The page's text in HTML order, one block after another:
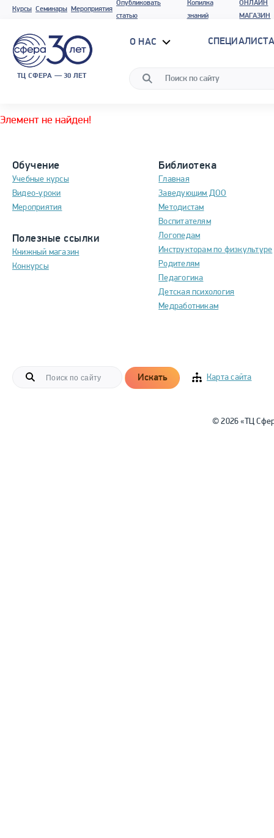
Курсы Семинары Мероприятия
Опубликовать
статью
Копилка
знаний
ОНЛАЙН
МАГАЗИН
ТЦ СФЕРА — 30 ЛЕТ
О НАС
Элемент не найден!
Обучение
Учебные курсы
Видео-уроки
Мероприятия
Полезные ссылки
Книжный магазин
Конкурсы
Библиотека
Главная
Заведующим ДОО
Методистам
Воспитателям
Логопедам
Инструкторам по физкультуре
Родителям
Педагогика
Детская психология
Медработникам
Искать Карта сайта
© 2026 «ТЦ